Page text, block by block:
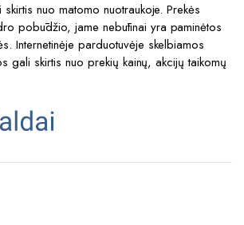
nuo matomo nuotraukoje. Prekės
pobūdžio, jame nebūtinai yra paminėtos
Internetinėje parduotuvėje skelbiamos
gali skirtis nuo prekių kainų, akcijų taikomų